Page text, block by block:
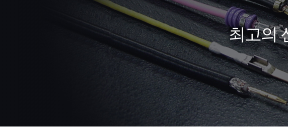
최고의